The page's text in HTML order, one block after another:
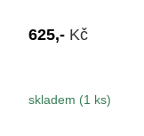
625,- Kč
skladem (1 ks)